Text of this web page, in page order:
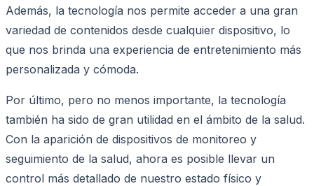
Además, la tecnología nos permite acceder a una gran
variedad de contenidos desde cualquier dispositivo, lo
que nos brinda una experiencia de entretenimiento más
personalizada y cómoda.
Por último, pero no menos importante, la tecnología
también ha sido de gran utilidad en el ámbito de la salud.
Con la aparición de dispositivos de monitoreo y
seguimiento de la salud, ahora es posible llevar un
control más detallado de nuestro estado físico y